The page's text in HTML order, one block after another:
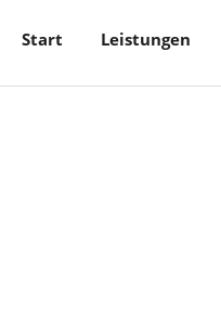
Start Leistungen